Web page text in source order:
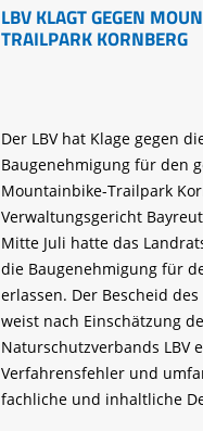
LBV KLAGT GEGEN
TRAILPARK KORNBERG
Der LBV hat Klage gegen
Baugenehmigung für den
Mountainbike-Trailpark
Verwaltungsgericht
Mitte Juli hatte das
die Baugenehmigung für
erlassen. Der Bescheid
weist nach Einschätzung
Naturschutzverbands LBV
Verfahrensfehler und
fachliche und inhaltliche